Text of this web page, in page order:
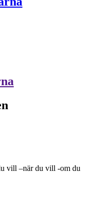
vill –när du vill -om du